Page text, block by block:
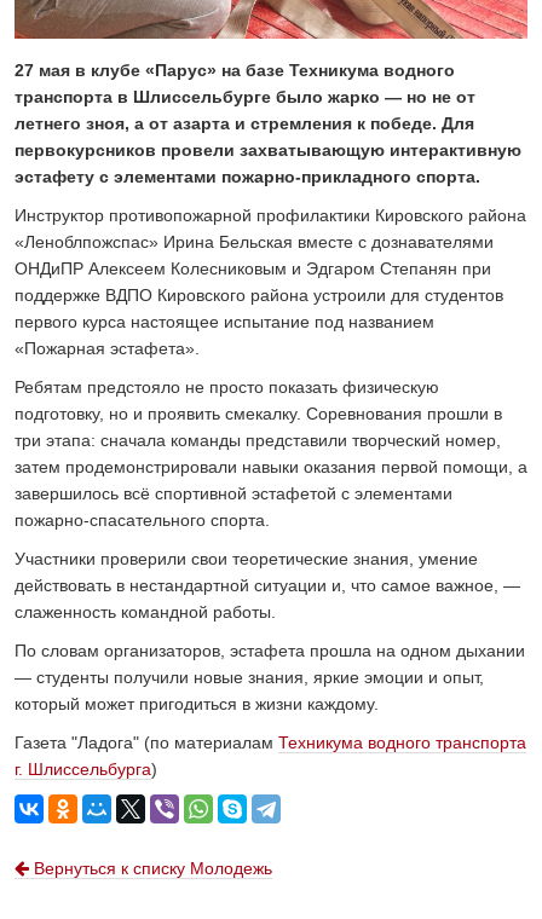
24 ИЮЛЯ 2026
ОБЩЕСТВО
Скоро в школу!
24 ИЮЛЯ 2026
ОБЩЕСТВО
Спрашивали? Отвечаем!
04 АВГУСТА 2026
27 мая в клубе «Парус» на базе Техникума водного
транспорта в Шлиссельбурге было жарко — но не от
летнего зноя, а от азарта и стремления к победе. Для
первокурсников провели захватывающую интерактивную
эстафету с элементами пожарно-прикладного спорта.
Инструктор противопожарной профилактики Кировского района
«Леноблпожспас» Ирина Бельская вместе с дознавателями
ОНДиПР Алексеем Колесниковым и Эдгаром Степанян при
поддержке ВДПО Кировского района устроили для студентов
первого курса настоящее испытание под названием
«Пожарная эстафета».
Ребятам предстояло не просто показать физическую
подготовку, но и проявить смекалку. Соревнования прошли в
три этапа: сначала команды представили творческий номер,
затем продемонстрировали навыки оказания первой помощи, а
завершилось всё спортивной эстафетой с элементами
пожарно-спасательного спорта.
Участники проверили свои теоретические знания, умение
действовать в нестандартной ситуации и, что самое важное, —
слаженность командной работы.
По словам организаторов, эстафета прошла на одном дыхании
— студенты получили новые знания, яркие эмоции и опыт,
который может пригодиться в жизни каждому.
Газета "Ладога" (по материалам Техникума водного транспорта
г. Шлиссельбурга)
Вернуться к списку Молодежь